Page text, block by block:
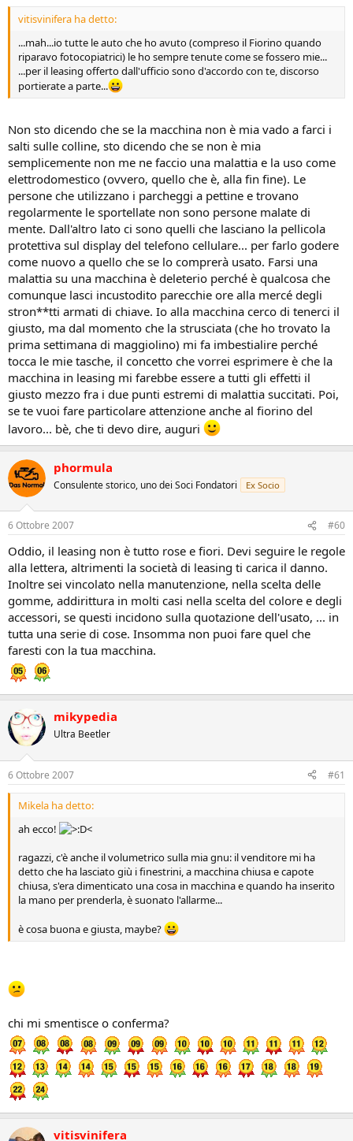
vitisvinifera ha detto:
...mah...io tutte le auto che ho avuto (compreso il Fiorino quando
riparavo fotocopiatrici) le ho sempre tenute come se fossero mie...
...per il leasing offerto dall'ufficio sono d'accordo con te, discorso
portierate a parte...
Non sto dicendo che se la macchina non è mia vado a farci i
salti sulle colline, sto dicendo che se non è mia
semplicemente non me ne faccio una malattia e la uso come
elettrodomestico (ovvero, quello che è, alla fin fine). Le
persone che utilizzano i parcheggi a pettine e trovano
regolarmente le sportellate non sono persone malate di
mente. Dall'altro lato ci sono quelli che lasciano la pellicola
protettiva sul display del telefono cellulare... per farlo godere
come nuovo a quello che se lo comprerà usato. Farsi una
malattia su una macchina è deleterio perché è qualcosa che
comunque lasci incustodito parecchie ore alla mercé degli
stron**tti armati di chiave. Io alla macchina cerco di tenerci il
giusto, ma dal momento che la strusciata (che ho trovato la
prima settimana di maggiolino) mi fa imbestialire perché
tocca le mie tasche, il concetto che vorrei esprimere è che la
macchina in leasing mi farebbe essere a tutti gli effetti il
giusto mezzo fra i due punti estremi di malattia succitati. Poi,
se te vuoi fare particolare attenzione anche al fiorino del
lavoro... bè, che ti devo dire, auguri
phormula
Consulente storico, uno dei Soci Fondatori Ex Socio
6 Ottobre 2007 #60
Oddio, il leasing non è tutto rose e fiori. Devi seguire le regole
alla lettera, altrimenti la società di leasing ti carica il danno.
Inoltre sei vincolato nella manutenzione, nella scelta delle
gomme, addirittura in molti casi nella scelta del colore e degli
accessori, se questi incidono sulla quotazione dell'usato, ... in
tutta una serie di cose. Insomma non puoi fare quel che
faresti con la tua macchina.
mikypedia
Ultra Beetler
6 Ottobre 2007 #61
Mikela ha detto:
ah ecco!
ragazzi, c'è anche il volumetrico sulla mia gnu: il venditore mi ha
detto che ha lasciato giù i finestrini, a macchina chiusa e capote
chiusa, s'era dimenticato una cosa in macchina e quando ha inserito
la mano per prenderla, è suonato l'allarme...
è cosa buona e giusta, maybe?
chi mi smentisce o conferma?
vitisvinifera